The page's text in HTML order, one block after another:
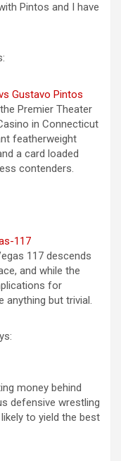
Pintos and I have
Gustavo Pintos
Premier Theater
in Connecticut
featherweight
a card loaded
contenders.
117
117 descends
and while the
for
anything but trivial.
money behind
defensive wrestling
to yield the best